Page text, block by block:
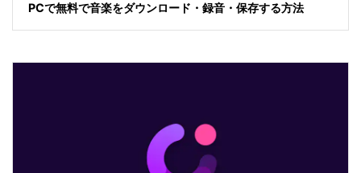
PCで無料で音楽をダウンロード・録音・保存する方法